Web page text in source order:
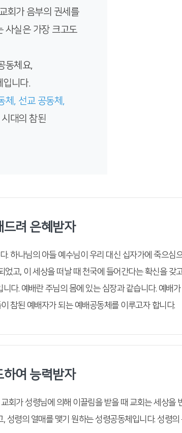
회가 음부의 권세를
사실은 가장 크고도
동체요,
입니다.
체, 선교 공동체,
대의 참된
려 은혜받자
. 하나님의 아들 예수님이 우리 대신 십자가에 죽으심
고, 이 세상을 떠날 때 천국에 들어간다는 확신을 갖
다. 예배란 주님의 몸에 있는 심장과 같습니다. 예배
참된 예배자가 되는 예배공동체를 이루고자 합니다.
여 능력받자
회가 성령님에 의해 이끌림을 받을 때 교회는 세상을
성령의 열매를 맺기 원하는 성령공동체입니다. 성령